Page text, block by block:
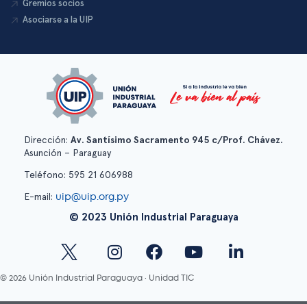
Gremios socios
Asociarse a la UIP
Dirección: Av. Santísimo Sacramento 945 c/Prof. Chávez.
Asunción – Paraguay
Teléfono: 595 21 606988
E-mail: uip@uip.org.py
© 2023 Unión Industrial Paraguaya
© 2026 Unión Industrial Paraguaya · Unidad TIC